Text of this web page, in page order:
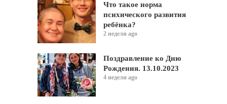
Что такое норма
психического развития
ребёнка?
2 недели ago
Поздравление ко Дню
Рождения. 13.10.2023
4 недели ago